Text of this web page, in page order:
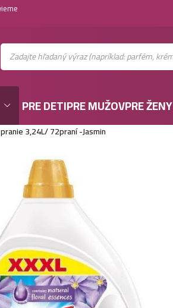
PRE DETIPRE MUŽOVPRE ŽENY
3,24L/ 72praní -Jasmin